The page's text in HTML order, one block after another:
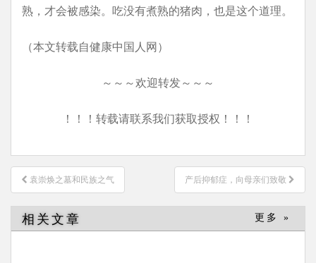
熟，才会被感染。吃没有煮熟的猪肉，也是这个道理。
（本文转载自健康中国人网）
～～～欢迎转发～～～
！！！转载请联系我们获取授权！！！
文
章
导
航
袁崇焕之墓和民族之气 产后抑郁症，向母亲们致敬
相关文章 更多 »